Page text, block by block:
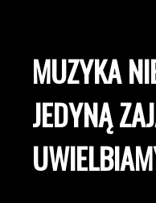
MUZYKA
JEDYNĄ